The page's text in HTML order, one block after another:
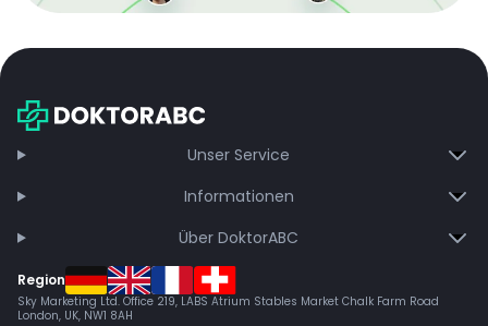
bei jeder Bestellung, erhalten schnelle Lieferung und
Unser Service
Informationen
Über DoktorABC
Region
Sky Marketing Ltd. Office 219, LABS Atrium Stables Market Chalk Farm Road
London, UK, NW1 8AH